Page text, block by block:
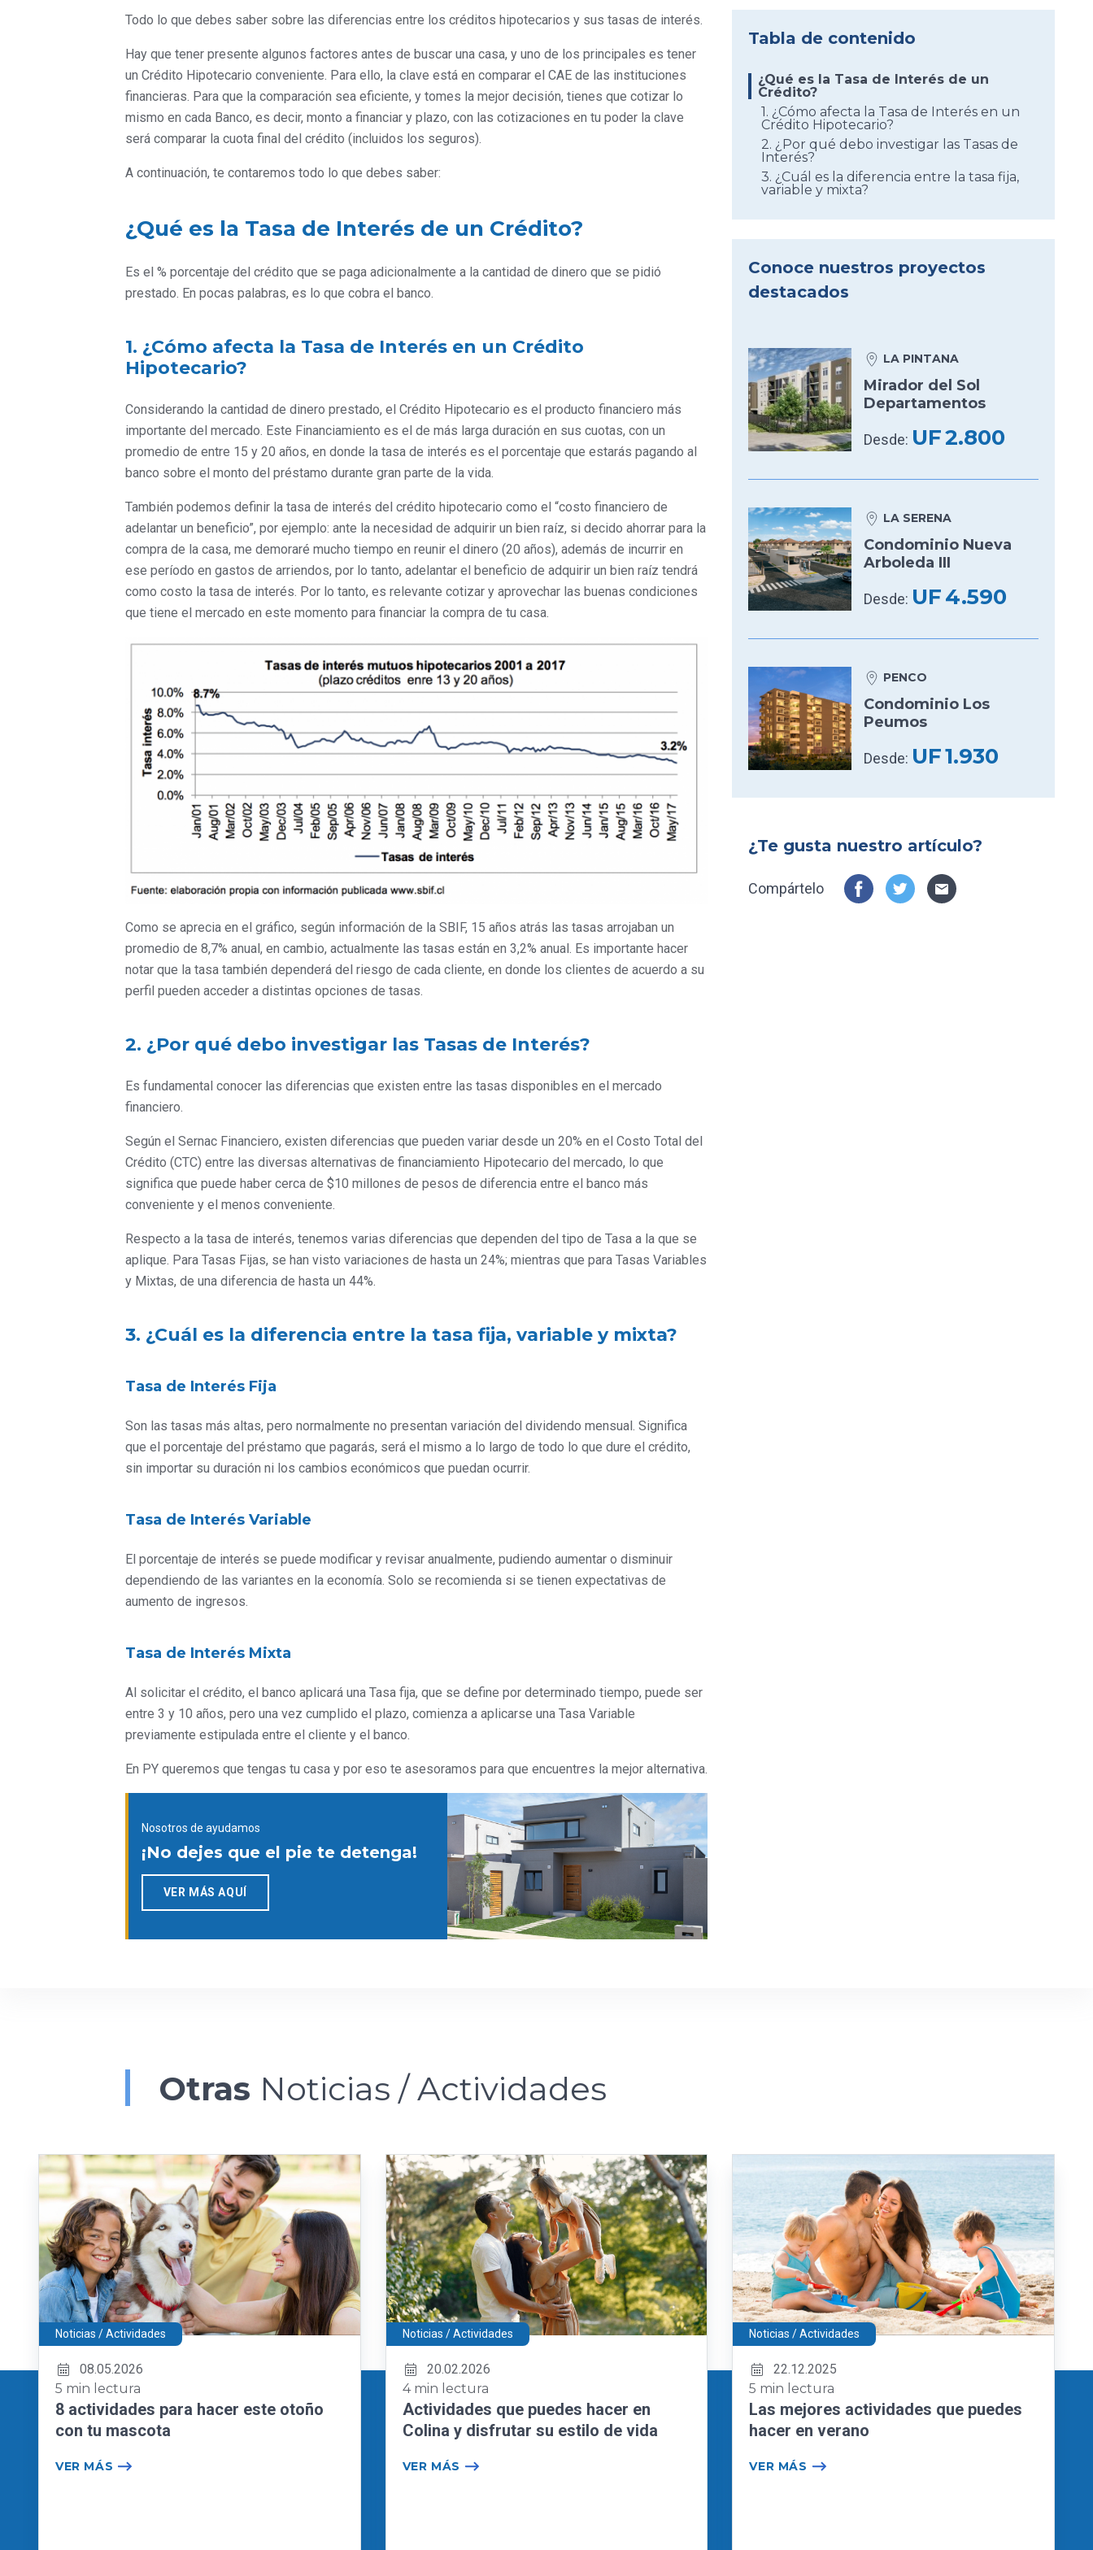
Todo lo que debes saber sobre las diferencias entre los créditos hipotecarios y sus tasas de interés.
Hay que tener presente algunos factores antes de buscar una casa, y uno de los principales es tener
un Crédito Hipotecario conveniente. Para ello, la clave está en comparar el CAE de las instituciones
financieras. Para que la comparación sea eficiente, y tomes la mejor decisión, tienes que cotizar lo
mismo en cada Banco, es decir, monto a financiar y plazo, con las cotizaciones en tu poder la clave
será comparar la cuota final del crédito (incluidos los seguros).
A continuación, te contaremos todo lo que debes saber:
¿Qué es la Tasa de Interés de un Crédito?
Es el % porcentaje del crédito que se paga adicionalmente a la cantidad de dinero que se pidió
prestado. En pocas palabras, es lo que cobra el banco.
1. ¿Cómo afecta la Tasa de Interés en un Crédito
Hipotecario?
Considerando la cantidad de dinero prestado, el Crédito Hipotecario es el producto financiero más
importante del mercado. Este Financiamiento es el de más larga duración en sus cuotas, con un
promedio de entre 15 y 20 años, en donde la tasa de interés es el porcentaje que estarás pagando al
banco sobre el monto del préstamo durante gran parte de la vida.
También podemos definir la tasa de interés del crédito hipotecario como el “costo financiero de
adelantar un beneficio”, por ejemplo: ante la necesidad de adquirir un bien raíz, si decido ahorrar para la
compra de la casa, me demoraré mucho tiempo en reunir el dinero (20 años), además de incurrir en
ese período en gastos de arriendos, por lo tanto, adelantar el beneficio de adquirir un bien raíz tendrá
como costo la tasa de interés. Por lo tanto, es relevante cotizar y aprovechar las buenas condiciones
que tiene el mercado en este momento para financiar la compra de tu casa.
Como se aprecia en el gráfico, según información de la SBIF, 15 años atrás las tasas arrojaban un
promedio de 8,7% anual, en cambio, actualmente las tasas están en 3,2% anual. Es importante hacer
notar que la tasa también dependerá del riesgo de cada cliente, en donde los clientes de acuerdo a su
perfil pueden acceder a distintas opciones de tasas.
2. ¿Por qué debo investigar las Tasas de Interés?
Es fundamental conocer las diferencias que existen entre las tasas disponibles en el mercado
financiero.
Según el Sernac Financiero, existen diferencias que pueden variar desde un 20% en el Costo Total del
Crédito (CTC) entre las diversas alternativas de financiamiento Hipotecario del mercado, lo que
significa que puede haber cerca de $10 millones de pesos de diferencia entre el banco más
conveniente y el menos conveniente.
Respecto a la tasa de interés, tenemos varias diferencias que dependen del tipo de Tasa a la que se
aplique. Para Tasas Fijas, se han visto variaciones de hasta un 24%; mientras que para Tasas Variables
y Mixtas, de una diferencia de hasta un 44%.
3. ¿Cuál es la diferencia entre la tasa fija, variable y mixta?
Tasa de Interés Fija
Son las tasas más altas, pero normalmente no presentan variación del dividendo mensual. Significa
que el porcentaje del préstamo que pagarás, será el mismo a lo largo de todo lo que dure el crédito,
sin importar su duración ni los cambios económicos que puedan ocurrir.
Tasa de Interés Variable
El porcentaje de interés se puede modificar y revisar anualmente, pudiendo aumentar o disminuir
dependiendo de las variantes en la economía. Solo se recomienda si se tienen expectativas de
aumento de ingresos.
Tasa de Interés Mixta
Al solicitar el crédito, el banco aplicará una Tasa fija, que se define por determinado tiempo, puede ser
entre 3 y 10 años, pero una vez cumplido el plazo, comienza a aplicarse una Tasa Variable
previamente estipulada entre el cliente y el banco.
En PY queremos que tengas tu casa y por eso te asesoramos para que encuentres la mejor alternativa.
Nosotros de ayudamos
¡No dejes que el pie te detenga!
VER MÁS AQUÍ
Tabla de contenido
¿Qué es la Tasa de Interés de un
Crédito?
1. ¿Cómo afecta la Tasa de Interés en un
Crédito Hipotecario?
2. ¿Por qué debo investigar las Tasas de
Interés?
3. ¿Cuál es la diferencia entre la tasa fija,
variable y mixta?
Conoce nuestros proyectos
destacados
LA PINTANA
Mirador del Sol
Departamentos
Desde: UF2.800
LA SERENA
Condominio Nueva
Arboleda III
Desde: UF4.590
PENCO
Condominio Los
Peumos
Desde: UF1.930
¿Te gusta nuestro artículo?
Compártelo
Otras Noticias / Actividades
Noticias / Actividades
08.05.2026
5 min lectura
8 actividades para hacer este otoño
con tu mascota
VER MÁS
Noticias / Actividades
20.02.2026
4 min lectura
Actividades que puedes hacer en
Colina y disfrutar su estilo de vida
VER MÁS
Noticias / Actividades
22.12.2025
5 min lectura
Las mejores actividades que puedes
hacer en verano
VER MÁS